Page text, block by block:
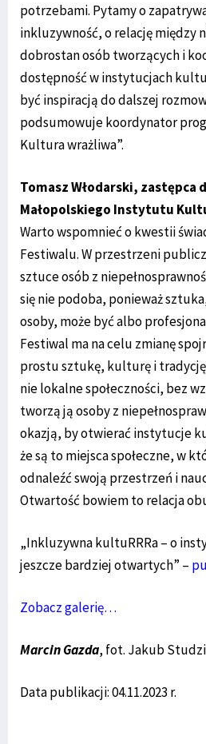
potrzebami. Pytamy o
inkluzywność, o relację między
dobrostan osób tworzących i
dostępność w instytucjach
być inspiracją do dalszej
podsumowuje koordynator
Kultura wrażliwa”.
Tomasz Włodarski, zastępca
Małopolskiego Instytutu
Warto wspomnieć o kwestii
Festiwalu. W przestrzeni
sztuce osób z
się nie podoba, ponieważ
osoby, może być albo
Festiwal ma na celu zmianę
prostu sztukę, kulturę i tradycję
nie lokalne społeczności, bez
tworzą ją osoby z
okazją, by otwierać instytucje
że są to miejsca społeczne, w
odnaleźć swoją przestrzeń i
Otwartość bowiem to relacja
„Inkluzywna kultuRRRa – o
jeszcze bardziej otwartych” –
Zobacz galerię…
Marcin Gazda, fot. Jakub
Data publikacji: 04.11.2023 r.